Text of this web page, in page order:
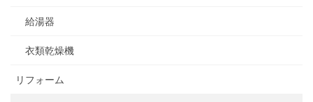
給湯器
衣類乾燥機
リフォーム